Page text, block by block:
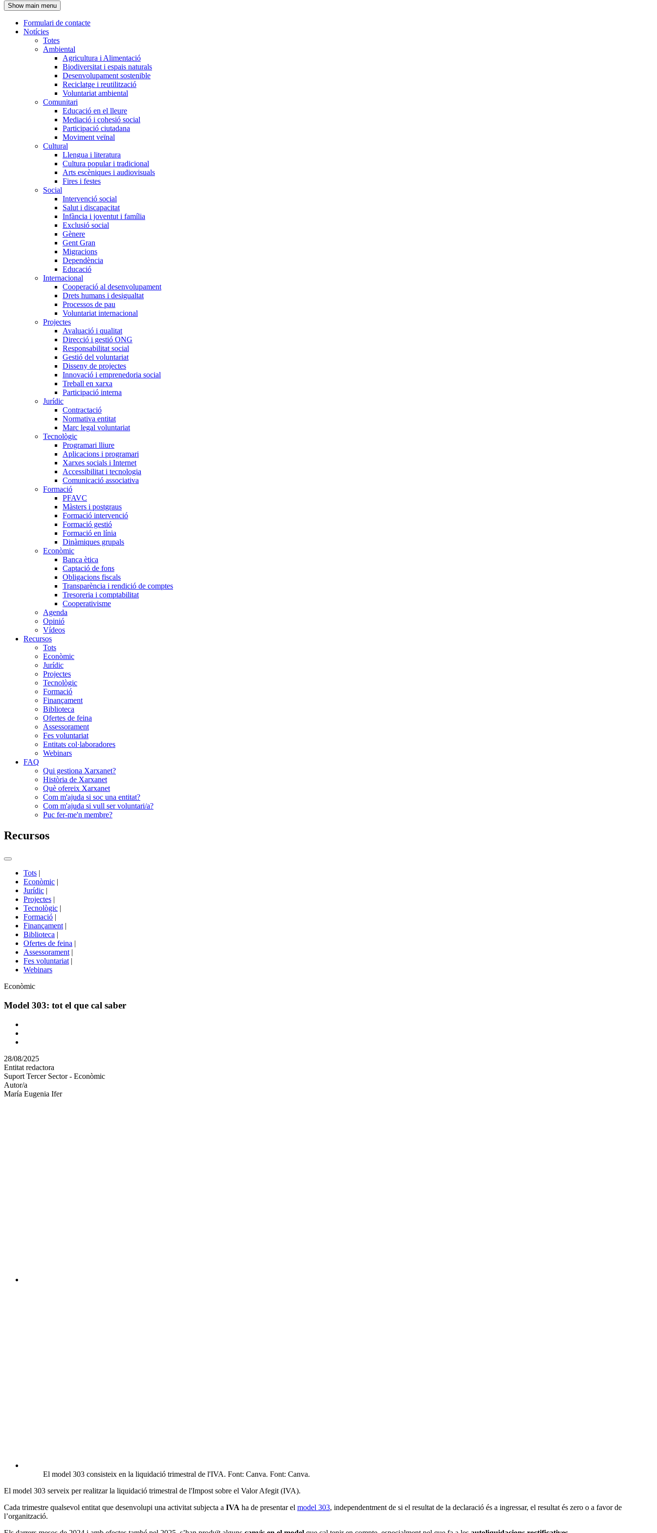
l'encapçalament
Show main menu
Navegació
principal
Formulari de contacte
Notícies
Totes
Ambiental
Agricultura i Alimentació
Biodiversitat i espais naturals
Desenvolupament sostenible
Reciclatge i reutilització
Voluntariat ambiental
Comunitari
Educació en el lleure
Mediació i cohesió social
Participació ciutadana
Moviment veïnal
Cultural
Llengua i literatura
Cultura popular i tradicional
Arts escèniques i audiovisuals
Fires i festes
Social
Intervenció social
Salut i discapacitat
Infància i joventut i família
Exclusió social
Gènere
Gent Gran
Migracions
Dependència
Educació
Internacional
Cooperació al desenvolupament
Drets humans i desigualtat
Processos de pau
Voluntariat internacional
Projectes
Avaluació i qualitat
Direcció i gestió ONG
Responsabilitat social
Gestió del voluntariat
Disseny de projectes
Innovació i emprenedoria social
Treball en xarxa
Participació interna
Jurídic
Contractació
Normativa entitat
Marc legal voluntariat
Tecnològic
Programari lliure
Aplicacions i programari
Xarxes socials i Internet
Accessibilitat i tecnologia
Comunicació associativa
Formació
PFAVC
Màsters i postgraus
Formació intervenció
Formació gestió
Formació en línia
Dinàmiques grupals
Econòmic
Banca ètica
Captació de fons
Obligacions fiscals
Transparència i rendició de comptes
Tresoreria i comptabilitat
Cooperativisme
Agenda
Opinió
Vídeos
Recursos
Tots
Econòmic
Jurídic
Projectes
Tecnològic
Formació
Finançament
Biblioteca
Ofertes de feina
Assessorament
Fes voluntariat
Entitats col·laboradores
Webinars
FAQ
Qui gestiona Xarxanet?
Història de Xarxanet
Què ofereix Xarxanet
Com m'ajuda si soc una entitat?
Com m'ajuda si vull ser voluntari/a?
Puc fer-me'n membre?
Recursos
Commutador
portals
Tots |
Econòmic |
Jurídic |
Projectes |
Tecnològic |
Formació |
Finançament |
Biblioteca |
Ofertes de feina |
Assessorament |
Fes voluntariat |
Webinars
Àmbit
Econòmic
Model 303: tot el que cal saber
Comparteix
altres
xarxes
socials
28/08/2025
Entitat redactora
Suport Tercer Sector - Econòmic
Autor/a
María Eugenia Ifer
El model 303 consisteix en la liquidació trimestral de l'IVA. Font: Canva. Font: Canva.
El model 303 serveix per realitzar la liquidació trimestral de l'Impost sobre el Valor Afegit (IVA).
Cada trimestre qualsevol entitat que desenvolupi una activitat subjecta a IVA ha de presentar el model 303, independentment de si el resultat de la declaració és a ingressar, el resultat és zero o a favor de
l’organització.